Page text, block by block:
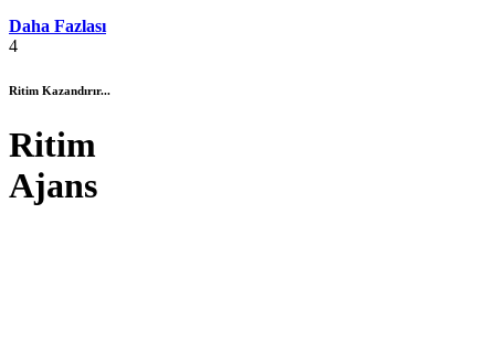
Daha Fazlası
4
Ritim Kazandırır...
Ritim
Ajans